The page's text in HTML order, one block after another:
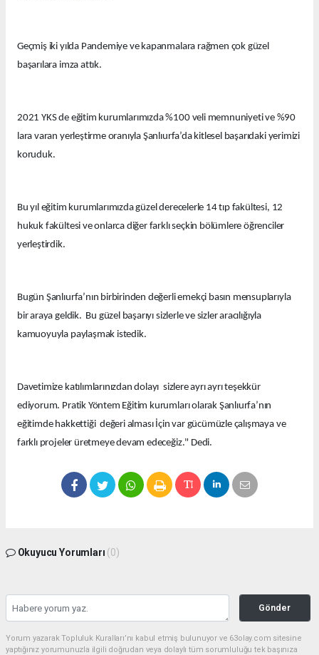
Geçmiş iki yılda Pandemiye ve kapanmalara rağmen çok güzel
başarılara imza attık.
2021 YKS de eğitim kurumlarımızda %100 veli memnuniyeti ve %90
lara varan yerleştirme oranıyla Şanlıurfa’da kitlesel başarıdaki yerimizi
koruduk.
Bu yıl eğitim kurumlarımızda güzel derecelerle 14 tıp fakültesi, 12
hukuk fakültesi ve onlarca diğer farklı seçkin bölümlere öğrenciler
yerleştirdik.
Bugün Şanlıurfa’nın birbirinden değerli emekçi basın mensuplarıyla
bir araya geldik. Bu güzel başarıyı sizlerle ve sizler aracılığıyla
kamuoyuyla paylaşmak istedik.
Davetimize katılımlarınızdan dolayı sizlere ayrı ayrı teşekkür
ediyorum. Pratik Yöntem Eğitim kurumları olarak Şanlıurfa’nın
eğitimde hakkettiği değeri alması İçin var gücümüzle çalışmaya ve
farklı projeler üretmeye devam edeceğiz." Dedi.
Okuyucu Yorumları (0)
Gönder
Yorum yazarak Topluluk Kuralları’nı kabul etmiş bulunuyor ve 63olay.com sitesine
yaptığınız yorumunuzla ilgili doğrudan veya dolaylı tüm sorumluluğu tek başınıza